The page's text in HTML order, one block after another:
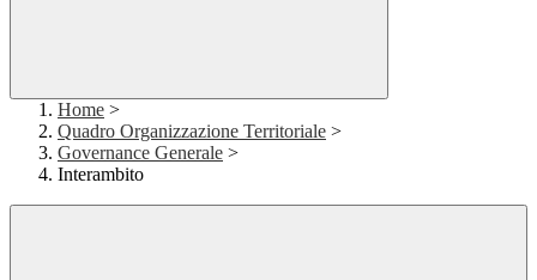
Home >
Quadro Organizzazione Territoriale >
Governance Generale >
Interambito